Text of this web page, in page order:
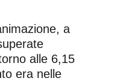
a
alle 6,15
era nelle